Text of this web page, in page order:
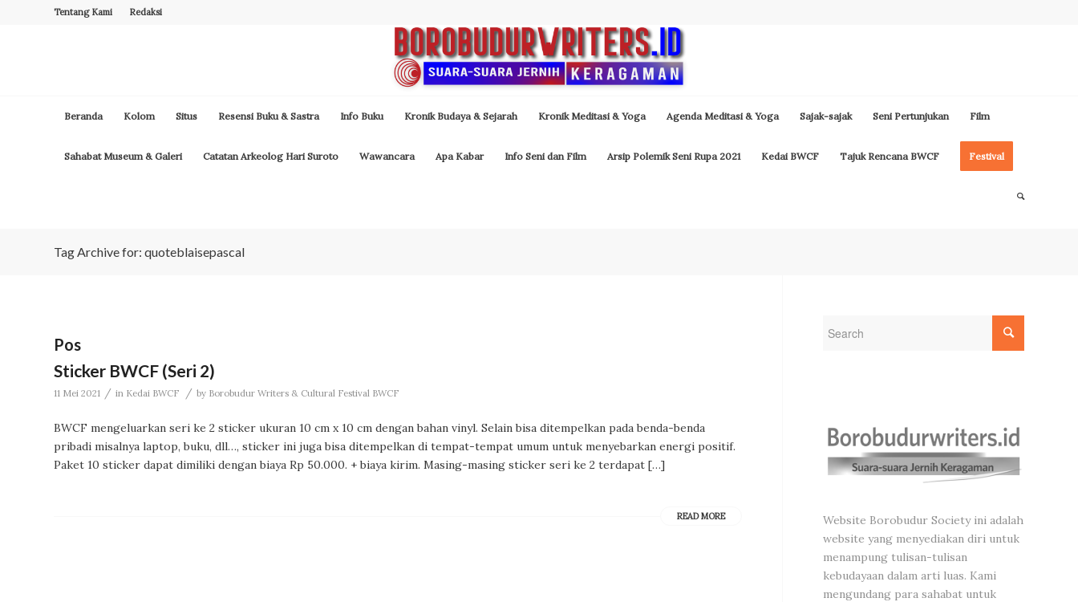
Tentang Kami Redaksi
Beranda Kolom Situs Resensi Buku & Sastra Info Buku Kronik Budaya & Sejarah Kronik Meditasi & Yoga Agenda Meditasi & Yoga Sajak-sajak Seni Pertunjukan Film
Sahabat Museum & Galeri Catatan Arkeolog Hari Suroto Wawancara Apa Kabar Info Seni dan Film Arsip Polemik Seni Rupa 2021 Kedai BWCF Tajuk Rencana BWCF Festival
Tag Archive for: quoteblaisepascal
Pos
Sticker BWCF (Seri 2)
11 Mei 2021 / in Kedai BWCF / by Borobudur Writers & Cultural Festival BWCF
BWCF mengeluarkan seri ke 2 sticker ukuran 10 cm x 10 cm dengan bahan vinyl. Selain bisa ditempelkan pada benda-benda
pribadi misalnya laptop, buku, dll…, sticker ini juga bisa ditempelkan di tempat-tempat umum untuk menyebarkan energi positif.
Paket 10 sticker dapat dimiliki dengan biaya Rp 50.000. + biaya kirim. Masing-masing sticker seri ke 2 terdapat […]
READ MORE
Website Borobudur Society ini adalah
website yang menyediakan diri untuk
menampung tulisan-tulisan
kebudayaan dalam arti luas. Kami
mengundang para sahabat untuk